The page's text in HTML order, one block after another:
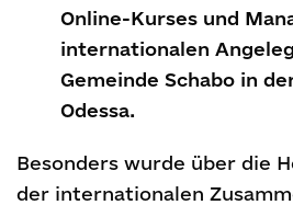
Online-Kurses und
internationalen
Gemeinde Schabo in
Odessa.
Besonders wurde über die
der internationalen